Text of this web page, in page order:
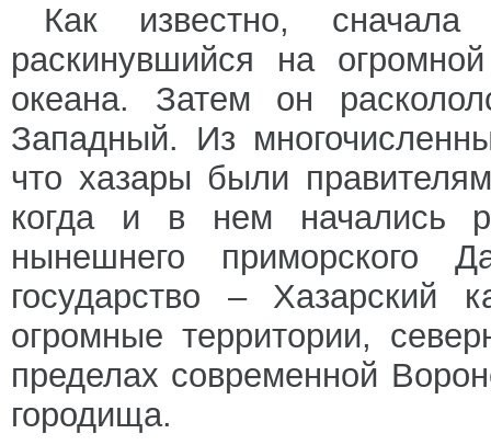
Как известно, сначала
раскинувшийся на
океана. Затем он
Западный. Из
что хазары были
когда и в нем начались
нынешнего приморского
государство – Хазарский
огромные территории,
пределах современной
городища.